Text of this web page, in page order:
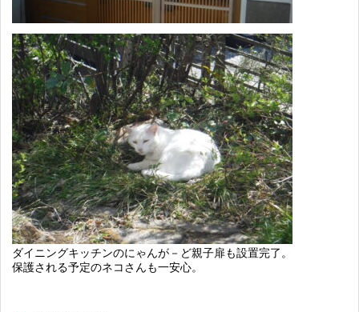
ダイニングキッチンのにゃんが－ど親子扉も設置完了。
保護される予定のネコさんも一安心。